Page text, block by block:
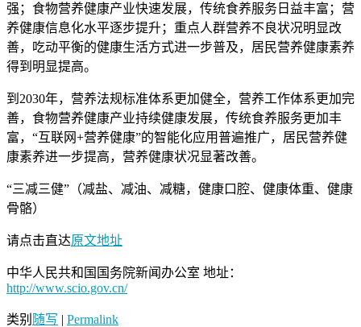
强；食物营养健康产业快速发展，传统食养服务日益丰富；营
养健康信息化水平逐步提升；重点人群营养不良状况明显改
善，吃动平衡的健康生活方式进一步普及，居民营养健康素养
得到明显提高。
到2030年，营养法规标准体系更加健全，营养工作体系更加完
善，食物营养健康产业持续健康发展，传统食养服务更加丰
富，“互联网+营养健康”的智能化应用普遍推广，居民营养健
康素养进一步提高，营养健康状况显著改善。
“三减三健”（减盐、减油、减糖，健康口腔、健康体重、健康
骨骼）
请点击直达原文地址
中华人民共和国国务院新闻办公室 地址：
http://www.scio.gov.cn/
类别 随写 | Permalink